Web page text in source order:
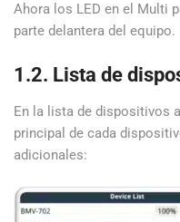
Ahora los LED en el Multi
parte delantera del equipo.
1.2. Lista de
En la lista de dispositivos
principal de cada
adicionales: